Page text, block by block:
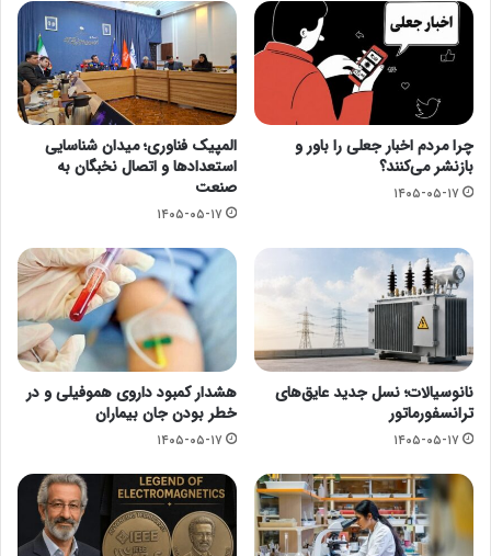
چرا مردم اخبار جعلی را باور و
بازنشر می‌کنند؟
۱۴۰۵-۰۵-۱۷
المپیک فناوری؛ میدان شناسایی
استعدادها و اتصال نخبگان به
صنعت
۱۴۰۵-۰۵-۱۷
نانوسیالات؛ نسل جدید عایق‌های
ترانسفورماتور
۱۴۰۵-۰۵-۱۷
هشدار کمبود داروی هموفیلی و در
خطر بودن جان بیماران
۱۴۰۵-۰۵-۱۷